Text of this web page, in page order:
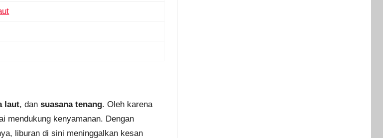
laut, dan suasana tenang. Oleh karena
mendukung kenyamanan. Dengan
liburan di sini meninggalkan kesan